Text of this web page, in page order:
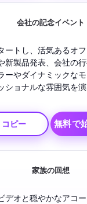
会社の記念イベント
ートし、活気あるオ
新製品発表、会社の
ーやダイナミックな
ショナルな雰囲気を
。ラストは「ご退職
キストで締めくくり
ます。
コピー 無料で
家族の回想
デオと穏やかなアコ